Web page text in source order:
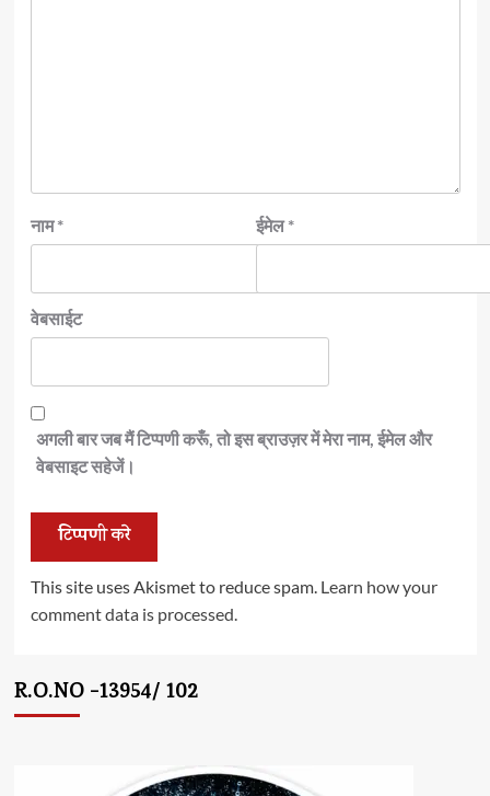
नाम* ईमेल*
वेबसाईट
अगली बार जब मैं टिप्पणी करूँ, तो इस ब्राउज़र में मेरा नाम, ईमेल और
वेबसाइट सहेजें।
This site uses Akismet to reduce spam. Learn how your
comment data is processed.
R.O.NO -13954/ 102